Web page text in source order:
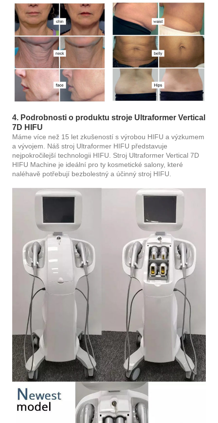
4. Podrobnosti o produktu stroje Ultraformer Vertical
7D HIFU
Máme více než 15 let zkušeností s výrobou HIFU a výzkumem
a vývojem. Náš stroj Ultraformer HIFU představuje
nejpokročilejší technologii HIFU. Stroj Ultraformer Vertical 7D
HIFU Machine je ideální pro ty kosmetické salony, které
naléhavě potřebují bezbolestný a účinný stroj HIFU.